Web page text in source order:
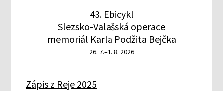
43. Ebicykl
Slezsko-Valašská operace
memoriál Karla Podžita Bejčka
26. 7.–1. 8. 2026
Zápis z Reje 2025